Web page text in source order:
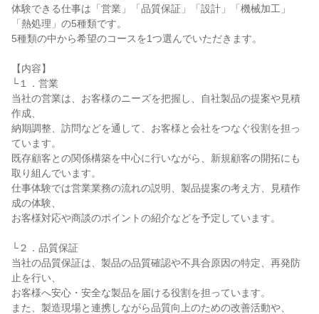
体験できる仕事は「営業」「品質保証」「設計」「機械加工」
「熱処理」の5種類です。
5種類の中から希望のコースを1つ選んでいただきます。
【内容】
└１．営業
当社の営業は、お客様のニーズを把握し、自社製品の提案や見積
作成、
納期調整、訪問などを通して、お客様と会社をつなぐ役割を担っ
ています。
既存顧客との関係構築を中心に行いながら、新規顧客の開拓にも
取り組んでいます。
仕事体験では営業業務の流れの説明、製品提案の考え方、見積作
成の体験、
お客様対応や商談のポイントの紹介などを予定しています。
└２．品質保証
当社の品質保証は、製品の品質確認や不具合原因の特定、再発防
止を行い、
お客様へ安心・安全な製品を届ける役割を担っています。
また、製造現場と連携しながら品質向上のための改善活動や、